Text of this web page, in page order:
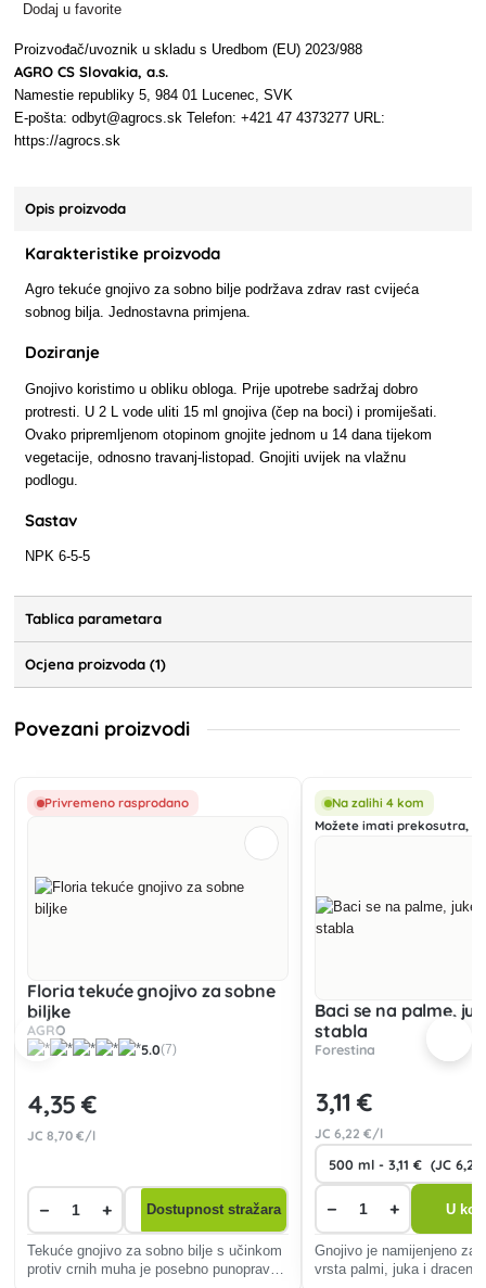
Dodaj u favorite
Proizvođač/uvoznik u skladu s Uredbom (EU) 2023/988
AGRO CS Slovakia, a.s.
Namestie republiky 5, 984 01 Lucenec, SVK
E-pošta: odbyt@agrocs.sk Telefon: +421 47 4373277 URL:
https://agrocs.sk
Opis proizvoda
Karakteristike proizvoda
Agro tekuće gnojivo za sobno bilje podržava zdrav rast cvijeća
sobnog bilja. Jednostavna primjena.
Doziranje
Gnojivo koristimo u obliku obloga. Prije upotrebe sadržaj dobro
protresti. U 2 L vode uliti 15 ml gnojiva (čep na boci) i promiješati.
Ovako pripremljenom otopinom gnojite jednom u 14 dana tijekom
vegetacije, odnosno travanj-listopad. Gnojiti uvijek na vlažnu
podlogu.
Sastav
NPK 6-5-5
Tablica parametara
Ocjena proizvoda (1)
Povezani proizvodi
Privremeno rasprodano
Floria tekuće gnojivo za sobne
biljke
AGRO
5.0(7)
4,35 €
JC8,70 €/l
− + Dostupnost stražara
Tekuće gnojivo za sobno bilje s učinkom
protiv crnih muha je posebno punopravno
Na zalihi 4 kom
Možete imati prekosutra,
Baci se na palme,
stabla
Forestina
3,11 €
JC6,22 €/l
− + U
Gnojivo je namijenjeno za
vrsta palmi, juka i dracena.